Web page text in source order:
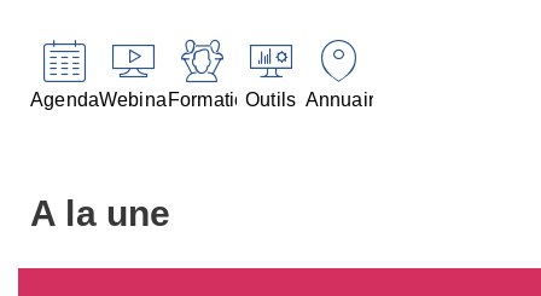
AgendaWebinairesFormationsOutils Annuaires
A la une